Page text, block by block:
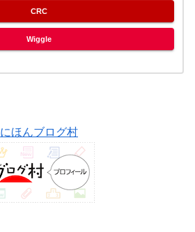
CRC
Wiggle
にほんブログ村